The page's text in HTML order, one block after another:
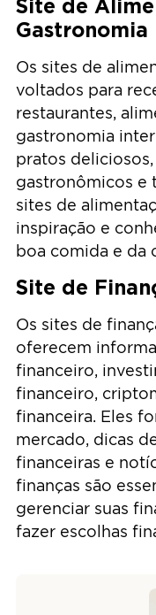
Site de
Gastronomia
Os sites de
voltados para
restaurantes,
gastronomia
pratos
gastronômicos e
sites de
inspiração e
boa comida e da
Site de
Os sites de
oferecem
financeiro,
financeiro,
financeira. Eles
mercado, dicas
financeiras e
finanças são
gerenciar suas
fazer escolhas